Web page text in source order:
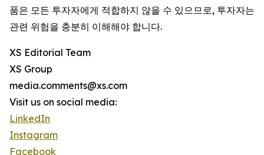
품은 모든 투자자에게 적합하지 않을 수 있으므로, 투자자는
관련 위험을 충분히 이해해야 합니다.
XS Editorial Team
XS Group
media.comments@xs.com
Visit us on social media:
LinkedIn
Instagram
Facebook